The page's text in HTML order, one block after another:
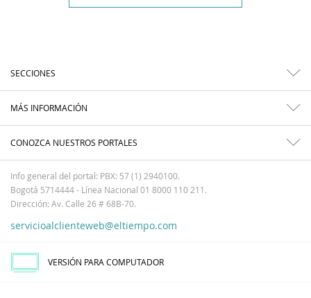
SECCIONES
MÁS INFORMACIÓN
CONOZCA NUESTROS PORTALES
Info general del portal: PBX: 57 (1) 2940100.
Bogotá 5714444 - Línea Nacional 01 8000 110 211.
Dirección: Av. Calle 26 # 68B-70.
servicioalclienteweb@eltiempo.com
VERSIÓN PARA COMPUTADOR